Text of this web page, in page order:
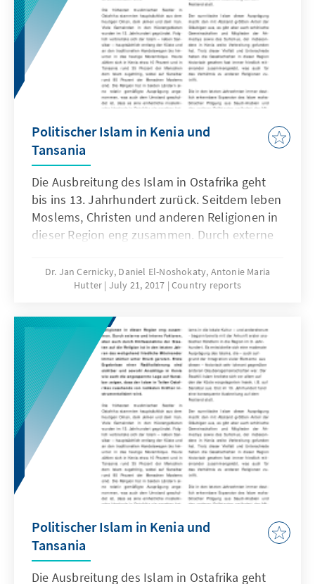
Politischer Islam in Kenia und
Tansania
Die Ausbreitung des Islam in Ostafrika geht
bis ins 13. Jahrhundert zurück. Seitdem leben
Moslems, Christen und anderen Religionen in
dieser Region eng zusammen. Durch externe
Einflussnahme der Staaten auf die Religion ist
in den letzten Jahren das weitgehend
Druck geraten. Erste Ergebnisse einer
Radikalisierung sind sichtbar und sowohl
Anschläge in Kenia wie auch die angespannte
Lage auf Sansibar zeigen, dass der Islam in
Teilen Ostafrikas zusehends von radikalen
Kräften instrumentalisiert wird.
Dr. Jan Cernicky, Daniel El-Noshokaty, Antonie Maria
Hutter July 21, 2017 Country reports
Politischer Islam in Kenia und
Tansania
Die Ausbreitung des Islam in Ostafrika geht